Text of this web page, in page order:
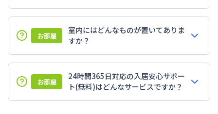
お部屋
室内にはどんなものが置いてありま
すか？
お部屋
24時間365日対応の入居安心サポー
ト(無料)はどんなサービスですか？